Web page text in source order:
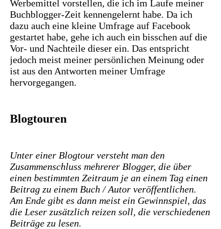
Werbemittel vorstellen, die ich im Laufe meiner
Buchblogger-Zeit kennengelernt habe. Da ich
dazu auch eine kleine Umfrage auf Facebook
gestartet habe, gehe ich auch ein bisschen auf die
Vor- und Nachteile dieser ein. Das entspricht
jedoch meist meiner persönlichen Meinung oder
ist aus den Antworten meiner Umfrage
hervorgegangen.
Blogtouren
Unter einer Blogtour versteht man den
Zusammenschluss mehrerer Blogger, die über
einen bestimmten Zeitraum je an einem Tag einen
Beitrag zu einem Buch / Autor veröffentlichen.
Am Ende gibt es dann meist ein Gewinnspiel, das
die Leser zusätzlich reizen soll, die verschiedenen
Beiträge zu lesen.